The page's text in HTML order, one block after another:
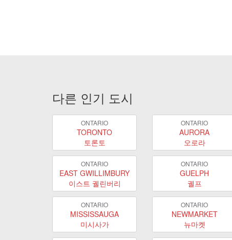
다른 인기 도시
ONTARIO
TORONTO
토론토
ONTARIO
AURORA
오로라
ONTARIO
EAST GWILLIMBURY
이스트 궬린버리
ONTARIO
GUELPH
궬프
ONTARIO
MISSISSAUGA
미시사가
ONTARIO
NEWMARKET
뉴마켓